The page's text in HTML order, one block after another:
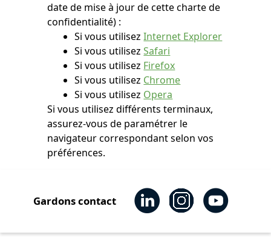
date de mise à jour de cette charte de
confidentialité) :
Si vous utilisezInternet Explorer
Si vous utilisezSafari
Si vous utilisez Firefox
Si vous utilisez Chrome
Si vous utilisez Opera
Si vous utilisez différents terminaux,
assurez-vous de paramétrer le
navigateur correspondant selon vos
préférences.
Gardons contact